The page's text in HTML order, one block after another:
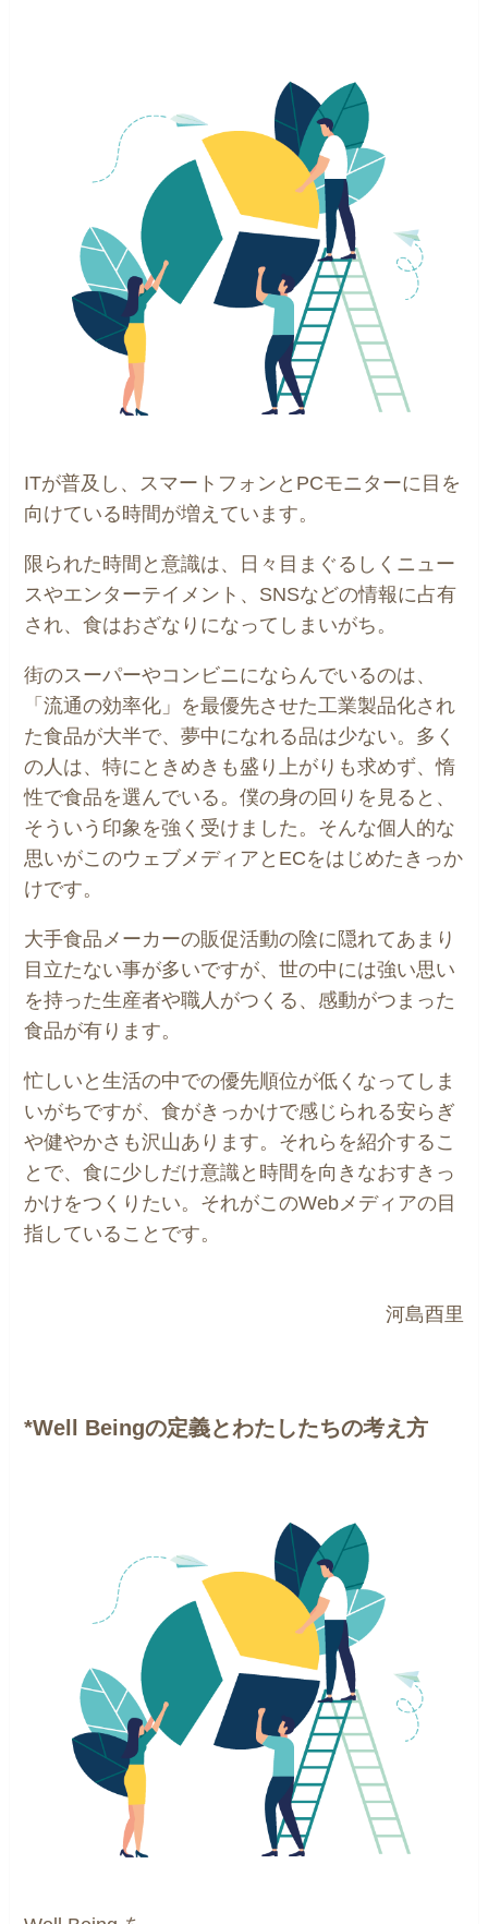
ITが普及し、スマートフォンとPCモニターに目を
向けている時間が増えています。
限られた時間と意識は、日々目まぐるしくニュー
スやエンターテイメント、SNSなどの情報に占有
され、食はおざなりになってしまいがち。
街のスーパーやコンビニにならんでいるのは、
「流通の効率化」を最優先させた工業製品化され
た食品が大半で、夢中になれる品は少ない。多く
の人は、特にときめきも盛り上がりも求めず、惰
性で食品を選んでいる。僕の身の回りを見ると、
そういう印象を強く受けました。そんな個人的な
思いがこのウェブメディアとECをはじめたきっか
けです。
大手食品メーカーの販促活動の陰に隠れてあまり
目立たない事が多いですが、世の中には強い思い
を持った生産者や職人がつくる、感動がつまった
食品が有ります。
忙しいと生活の中での優先順位が低くなってしま
いがちですが、食がきっかけで感じられる安らぎ
や健やかさも沢山あります。それらを紹介するこ
とで、食に少しだけ意識と時間を向きなおすきっ
かけをつくりたい。それがこのWebメディアの目
指していることです。
河島酉里
*Well Beingの定義とわたしたちの考え方